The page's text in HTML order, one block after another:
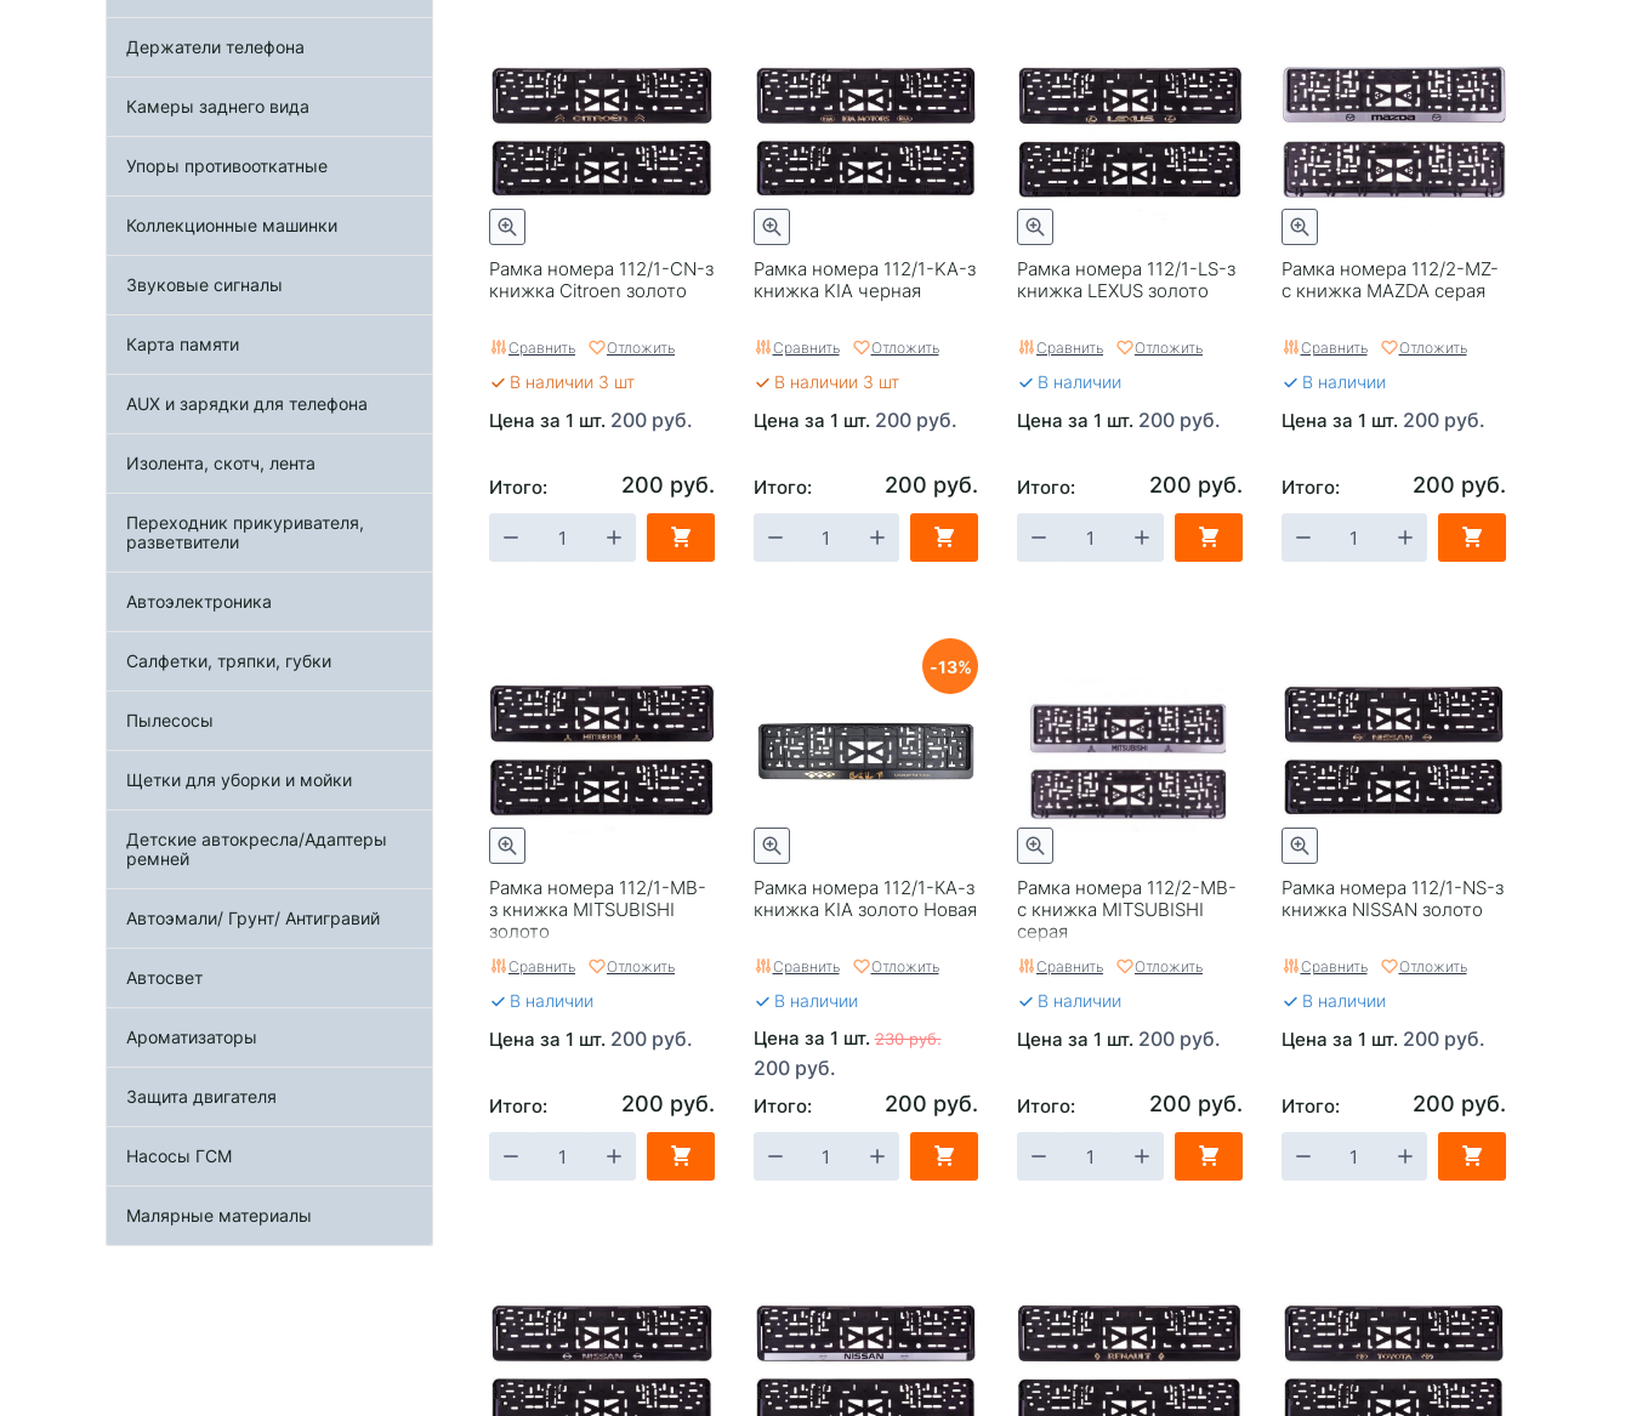
Рамка номера 112/1-CN-з
книжка Citroen золото
Сравнить Отложить
В наличии 3 шт
Цена за 1 шт. 200 руб.
Итого: 200 руб.
Рамка номера 112/1-KA-з
книжка KIA черная
Сравнить Отложить
В наличии 3 шт
Цена за 1 шт. 200 руб.
Итого: 200 руб.
Рамка номера 112/1-LS-з
книжка LEXUS золото
Сравнить Отложить
В наличии
Цена за 1 шт. 200 руб.
Итого: 200 руб.
Рамка номера 112/2-MZ-
с книжка MAZDA серая
Сравнить Отложить
В наличии
Цена за 1 шт. 200 руб.
Итого: 200 руб.
Рамка номера 112/1-MB-
з книжка MITSUBISHI
золото
Сравнить Отложить
В наличии
Цена за 1 шт. 200 руб.
Итого: 200 руб.
Рамка номера 112/1-КА-з
книжка KIA золото Новая
13
Сравнить Отложить
В наличии
Цена за 1 шт.230 руб.
200 руб.
Итого: 200 руб.
Рамка номера 112/2-MB-
с книжка MITSUBISHI
серая
Сравнить Отложить
В наличии
Цена за 1 шт. 200 руб.
Итого: 200 руб.
Рамка номера 112/1-NS-з
книжка NISSAN золото
Сравнить Отложить
В наличии
Цена за 1 шт. 200 руб.
Итого: 200 руб.
Держатели телефона
Камеры заднего вида
Упоры противооткатные
Коллекционные машинки
Звуковые сигналы
Карта памяти
AUX и зарядки для телефона
Изолента, скотч, лента
Переходник прикуривателя,
разветвители
Автоэлектроника
Cалфетки, тряпки, губки
Пылесосы
Щетки для уборки и мойки
Детские автокресла/Адаптеры
ремней
Автоэмали/ Грунт/ Антигравий
Автосвет
Ароматизаторы
Защита двигателя
Насосы ГСМ
Малярные материалы